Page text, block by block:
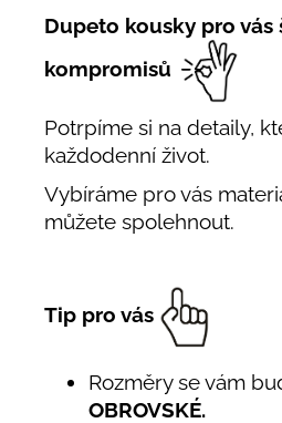
Dupeto kousky pro vás
kompromisů
Potrpíme si na detaily,
každodenní život.
Vybíráme pro vás
můžete spolehnout.
Tip pro vás
Rozměry se vám
OBROVSKÉ.